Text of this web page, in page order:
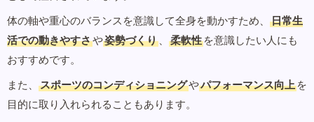
体の軸や重心のバランスを意識して全身を動かすため、
日常生
活での動きやすさや姿勢づくり 、 柔軟性 を意識したい人にも
おすすめです。
また、
スポーツのコンディショニングやパフォーマンス向上 を
目的に取り入れられることもあります。